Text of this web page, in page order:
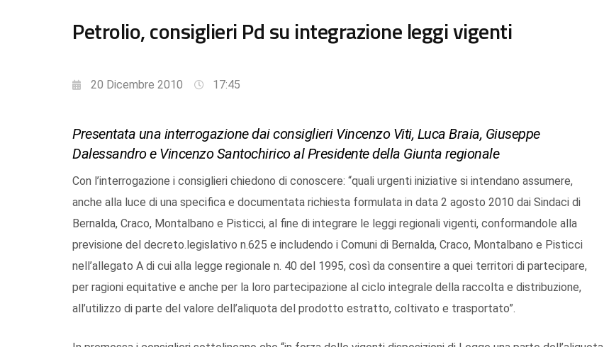
Petrolio, consiglieri Pd su integrazione leggi vigenti
20 Dicembre 2010 17:45
Presentata una interrogazione dai consiglieri Vincenzo Viti, Luca Braia, Giuseppe
Dalessandro e Vincenzo Santochirico al Presidente della Giunta regionale
Con l’interrogazione i consiglieri chiedono di conoscere: “quali urgenti iniziative si intendano assumere,
anche alla luce di una specifica e documentata richiesta formulata in data 2 agosto 2010 dai Sindaci di
Bernalda, Craco, Montalbano e Pisticci, al fine di integrare le leggi regionali vigenti, conformandole alla
previsione del decreto.legislativo n.625 e includendo i Comuni di Bernalda, Craco, Montalbano e Pisticci
nell’allegato A di cui alla legge regionale n. 40 del 1995, così da consentire a quei territori di partecipare,
per ragioni equitative e anche per la loro partecipazione al ciclo integrale della raccolta e distribuzione,
all’utilizzo di parte del valore dell’aliquota del prodotto estratto, coltivato e trasportato”.